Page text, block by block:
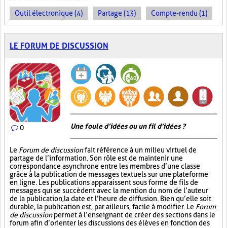
Outil électronique (4) Partage (13) Compte-rendu (1)
LE FORUM DE DISCUSSION
0 Une foule d’idées ou un fil d’idées ?
Le Forum de discussionfait référence à un milieu virtuel de
partage de l’information. Son rôle est de maintenir une
correspondance asynchrone entre les membres d’une classe
grâce à la publication de messages textuels sur une plateforme
en ligne. Les publications apparaissent sous forme de fils de
messages qui se succèdent avec la mention du nom de l’auteur
de la publication, la date et l’heure de diffusion. Bien qu’elle soit
durable, la publication est, par ailleurs, facile à modifier. Le Forum
de discussionpermet à l’enseignant de créer des sections dans le
forum afin d’orienter les discussions des élèves en fonction des